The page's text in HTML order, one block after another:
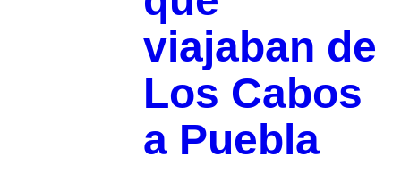
viajaban de
Los Cabos
a Puebla